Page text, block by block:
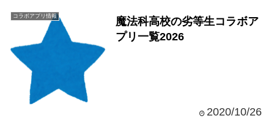
コラボアプリ情報
魔法科高校の劣等生コラボア
プリ一覧2026
2020/10/26